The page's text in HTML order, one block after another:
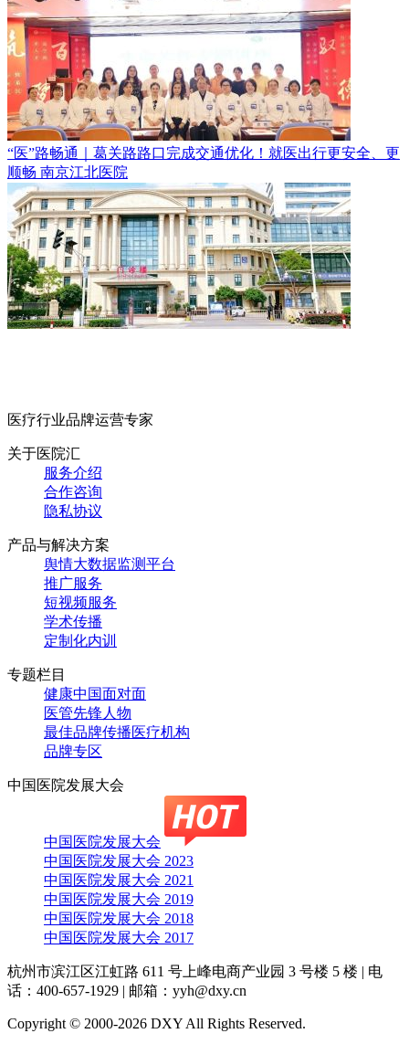
“医”路畅通｜葛关路路口完成交通优化！就医出行更安全、更
顺畅 南京江北医院
医疗行业品牌运营专家
关于医院汇
服务介绍
合作咨询
隐私协议
产品与解决方案
舆情大数据监测平台
推广服务
短视频服务
学术传播
定制化内训
专题栏目
健康中国面对面
医管先锋人物
最佳品牌传播医疗机构
品牌专区
中国医院发展大会
中国医院发展大会
中国医院发展大会 2023
中国医院发展大会 2021
中国医院发展大会 2019
中国医院发展大会 2018
中国医院发展大会 2017
杭州市滨江区江虹路 611 号上峰电商产业园 3 号楼 5 楼 | 电
话：400-657-1929 | 邮箱：yyh@dxy.cn
Copyright © 2000-2026 DXY All Rights Reserved.